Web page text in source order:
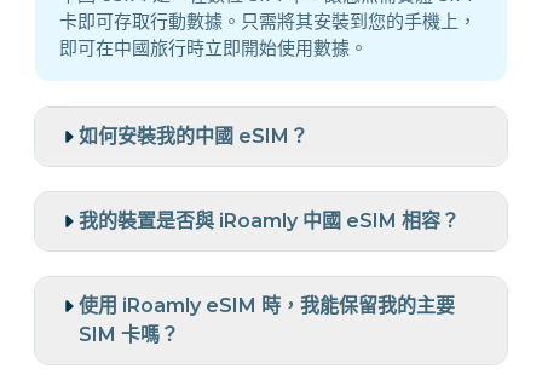
卡即可存取行動數據。只需將其安裝到您的手機上，
即可在中國旅行時立即開始使用數據。
如何安裝我的中國 eSIM？
我的裝置是否與 iRoamly 中國 eSIM 相容？
使用 iRoamly eSIM 時，我能保留我的主要
SIM 卡嗎？